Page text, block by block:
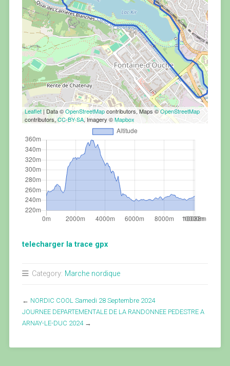
Leaflet| Data ©OpenStreetMapcontributors, Maps ©OpenStreetMap
contributors,CC-BY-SA, Imagery ©Mapbox
telecharger la trace gpx
Category: Marche nordique
← NORDIC COOL Samedi 28 Septembre 2024
JOURNEE DEPARTEMENTALE DE LA RANDONNEE PEDESTRE A
ARNAY-LE-DUC 2024→